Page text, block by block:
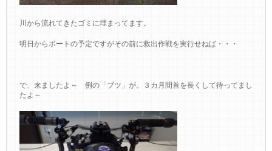
川から流れてきたゴミに埋まってます。
明日からボートの予定ですがその前に救出作戦を実行せねば・・・
で、来ましたよ～ 例の「ブツ」が。３カ月間首を長くして待ってまし
たよ～